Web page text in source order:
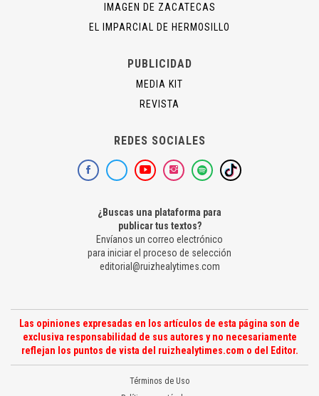
IMAGEN DE ZACATECAS
EL IMPARCIAL DE HERMOSILLO
PUBLICIDAD
MEDIA KIT
REVISTA
REDES SOCIALES
¿Buscas una plataforma para
publicar tus textos?
Envíanos un correo electrónico
para iniciar el proceso de selección
editorial@ruizhealytimes.com
Las opiniones expresadas en los artículos de esta página son de
exclusiva responsabilidad de sus autores y no necesariamente
reflejan los puntos de vista del ruizhealytimes.com o del Editor.
Términos de Uso